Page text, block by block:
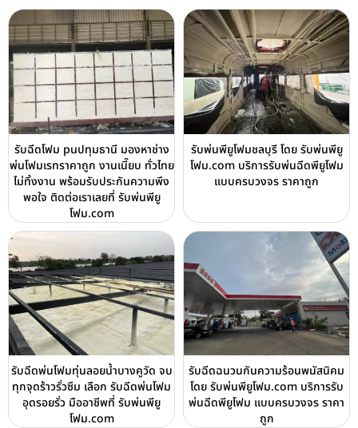
รับฉีดโฟม puปทุมธานี มองหาช่าง
พ่นโฟมเรทราคาถูก งานเนี๊ยบ ทั่วไทย
ไม่ทิ้งงาน พร้อมรับประกันความพึง
พอใจ ติดต่อเราเลยที่ รับพ่นพียู
โฟม.com
รับพ่นพียูโฟมชลบุรี โดย รับพ่นพียู
โฟม.com บริการรับพ่นฉีดพียูโฟม
แบบครบวงจร ราคาถูก
รับฉีดพ่นโฟมทุ่นลอยน้ำบางคูวัด จบ
ทุกจุดร้าวรั่วซึม เลือก รับฉีดพ่นโฟม
อุดรอยรั่ว มืออาชีพที่ รับพ่นพียู
โฟม.com
รับฉีดฉนวนกันความร้อนพนัสนิคม
โดย รับพ่นพียูโฟม.com บริการรับ
พ่นฉีดพียูโฟม แบบครบวงจร ราคา
ถูก